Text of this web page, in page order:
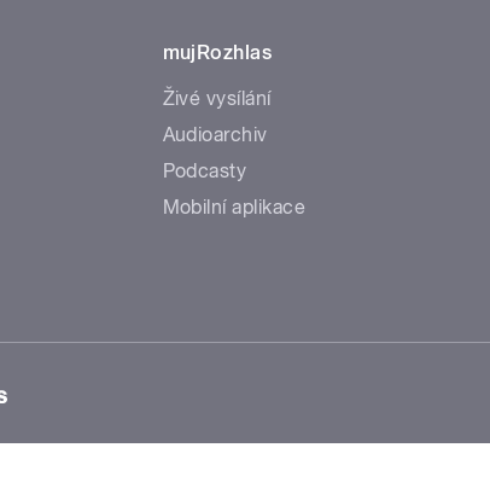
mujRozhlas
Živé vysílání
Audioarchiv
Podcasty
Mobilní aplikace